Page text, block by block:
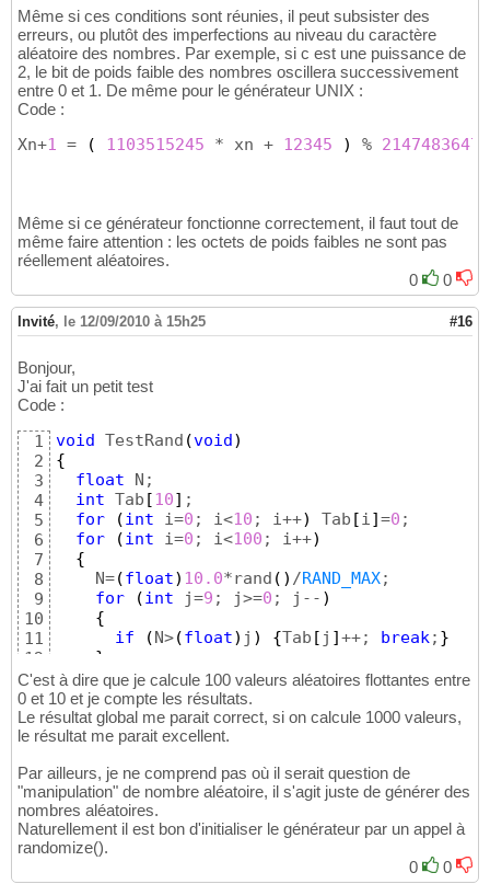
Même si ces conditions sont réunies, il peut subsister des
erreurs, ou plutôt des imperfections au niveau du caractère
aléatoire des nombres. Par exemple, si c est une puissance de
2, le bit de poids faible des nombres oscillera successivement
entre 0 et 1. De même pour le générateur UNIX :
Code :
Xn+1 = ( 1103515245 * xn + 12345 ) % 2147483647
Même si ce générateur fonctionne correctement, il faut tout de
même faire attention : les octets de poids faibles ne sont pas
réellement aléatoires.
0
0
Invité, le 12/09/2010 à 15h25 #16
Bonjour,
J'ai fait un petit test
Code :
1
2
3
4
5
6
7
8
9
10
11
12
13
14
15
16
18
void TestRand (void)
{
float N;
int Tab [10] ;
for
(int i=0 ; i<10 ; i++) Tab [i]=0 ;
for
(int i=0 ; i<100 ; i++)
{
    N=
(float) 10.0*rand ( ) /RAND_MAX;
for
(int j=9 ; j>=0 ; j-- )
{
if
(N>(float) j ) {Tab [ j ]++; break; }
}
}
for (int i= 0; i<10
{
    printf
("rang %d  %d valeurs
}
C'est à dire que je calcule 100 valeurs aléatoires flottantes entre
0 et 10 et je compte les résultats.
Le résultat global me parait correct, si on calcule 1000 valeurs,
le résultat me parait excellent.
Par ailleurs, je ne comprend pas où il serait question de
"manipulation" de nombre aléatoire, il s'agit juste de générer des
nombres aléatoires.
Naturellement il est bon d'initialiser le générateur par un appel à
randomize().
0
0